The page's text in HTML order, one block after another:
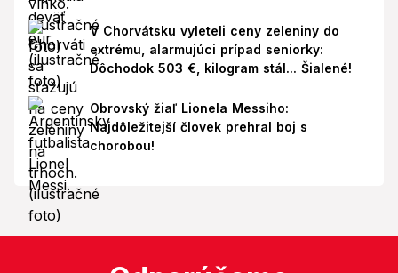
V Chorvátsku vyleteli ceny zeleniny do
extrému, alarmujúci prípad seniorky:
Dôchodok 503 €, kilogram stál... Šialené!
Obrovský žiaľ Lionela Messiho:
Najdôležitejší človek prehral boj s
chorobou!